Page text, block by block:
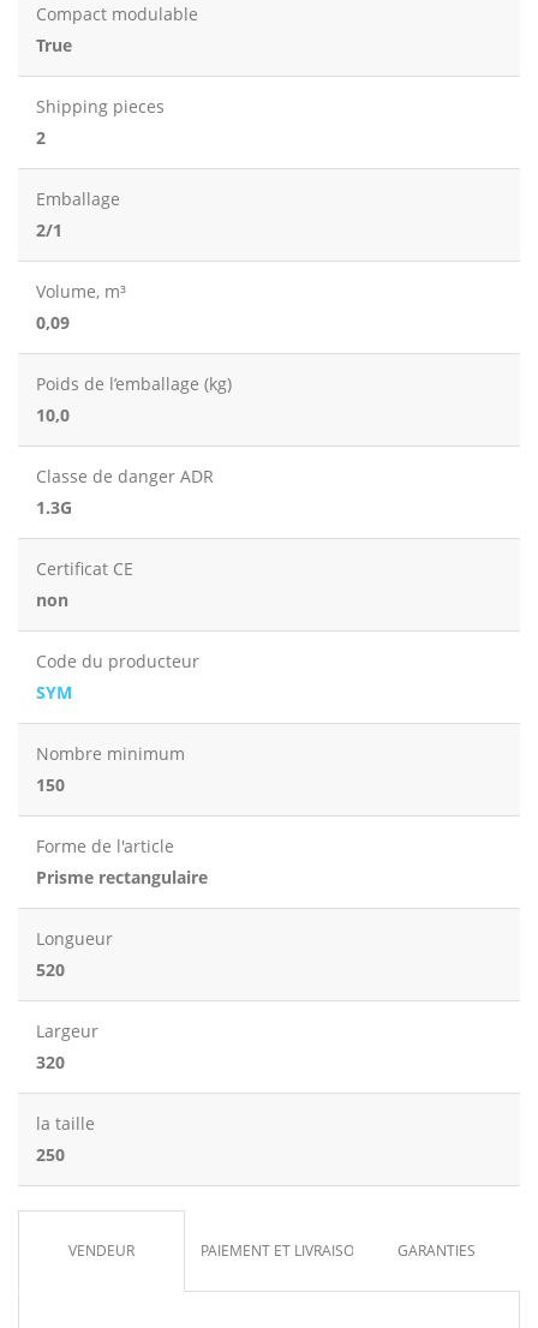
Compact modulable
True
Shipping pieces
2
Emballage
2/1
Volume, m³
0,09
Poids de l’emballage (kg)
10,0
Classe de danger ADR
1.3G
Certificat CE
non
Code du producteur
SYM
Nombre minimum
150
Forme de l'article
Prisme rectangulaire
Longueur
520
Largeur
320
la taille
250
VENDEUR PAIEMENT ET LIVRAISON GARANTIES